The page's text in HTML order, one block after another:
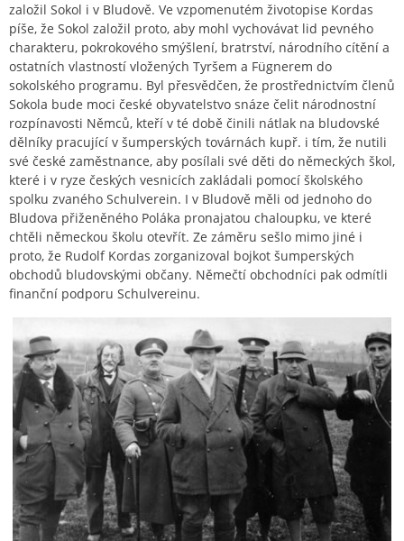
založil Sokol i v Bludově. Ve vzpomenutém životopise Kordas
píše, že Sokol založil proto, aby mohl vychovávat lid pevného
charakteru, pokrokového smýšlení, bratrství, národního cítění a
ostatních vlastností vložených Tyršem a Fügnerem do
sokolského programu. Byl přesvědčen, že prostřednictvím členů
Sokola bude moci české obyvatelstvo snáze čelit národnostní
rozpínavosti Němců, kteří v té době činili nátlak na bludovské
dělníky pracující v šumperských továrnách kupř. i tím, že nutili
své české zaměstnance, aby posílali své děti do německých škol,
které i v ryze českých vesnicích zakládali pomocí školského
spolku zvaného Schulverein. I v Bludově měli od jednoho do
Bludova přiženěného Poláka pronajatou chaloupku, ve které
chtěli německou školu otevřít. Ze záměru sešlo mimo jiné i
proto, že Rudolf Kordas zorganizoval bojkot šumperských
obchodů bludovskými občany. Němečtí obchodníci pak odmítli
finanční podporu Schulvereinu.